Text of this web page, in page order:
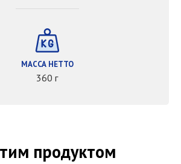
МАССА НЕТТО
360 г
продуктом